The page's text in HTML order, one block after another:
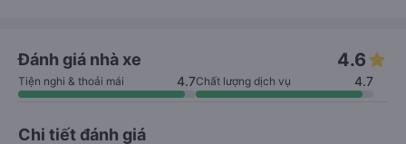
Đánh giá nhà xe 4.6
Tiện nghi & thoải mái 4.7Chất lượng dịch vụ 4.7
Chi tiết đánh giá